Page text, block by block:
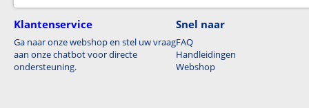
Klantenservice
Ga naar onze webshop en stel uw vraag
aan onze chatbot voor directe
ondersteuning.
Snel naar
FAQ
Handleidingen
Webshop